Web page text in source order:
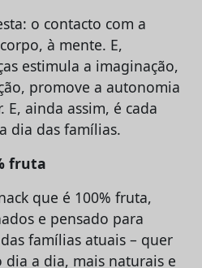
o contacto com a
à mente. E,
estimula a imaginação,
promove a autonomia
E, ainda assim, é cada
dia das famílias.
fruta
que é 100% fruta,
e pensado para
famílias atuais – quer
dia a dia, mais naturais e